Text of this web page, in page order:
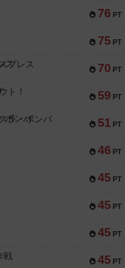
76 PT
75 PT
70 PT
プレス
59 PT
ト！
51 PT
ラ・ボンバ
46 PT
45 PT
45 PT
45 PT
45 PT
戦